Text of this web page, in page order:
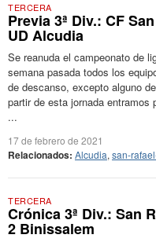
TERCERA
Previa 3ª Div.: CF
UD Alcudia
Se reanuda el campeonato de
semana pasada todos los
de descanso, excepto alguno
partir de esta jornada
...
17 de febrero de 2021
Relacionados: Alcudia, san-
TERCERA
Crónica 3ª Div.: San
2 Binissalem